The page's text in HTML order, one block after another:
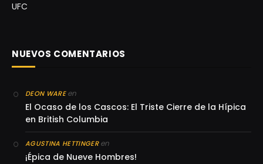
UFC
NUEVOS COMENTARIOS
DEON WAREen
El Ocaso de los Cascos: El Triste Cierre de la Hípica
en British Columbia
AGUSTINA HETTINGERen
¡Épica de Nueve Hombres!